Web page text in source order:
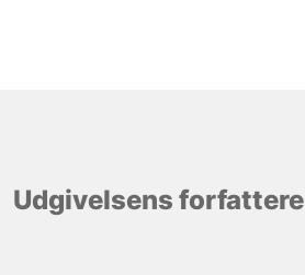
Udgivelsens forfattere